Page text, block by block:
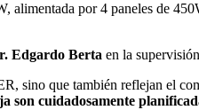
alimentada por 4 paneles de
Edgardo Berta en la
sino que también reflejan el
son cuidadosamente